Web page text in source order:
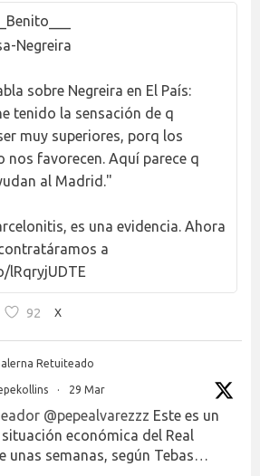
Negreira
sobre Negreira en El País:
tenido la sensación de q
muy superiores, porq los
nos favorecen. Aquí parece q
al Madrid."
es una evidencia. Ahora
a
lRqryjUDTE
92 X
Retuiteado
· 29 Mar
@pepealvarezzz Este es un
económica del Real
unas semanas, según Tebas…